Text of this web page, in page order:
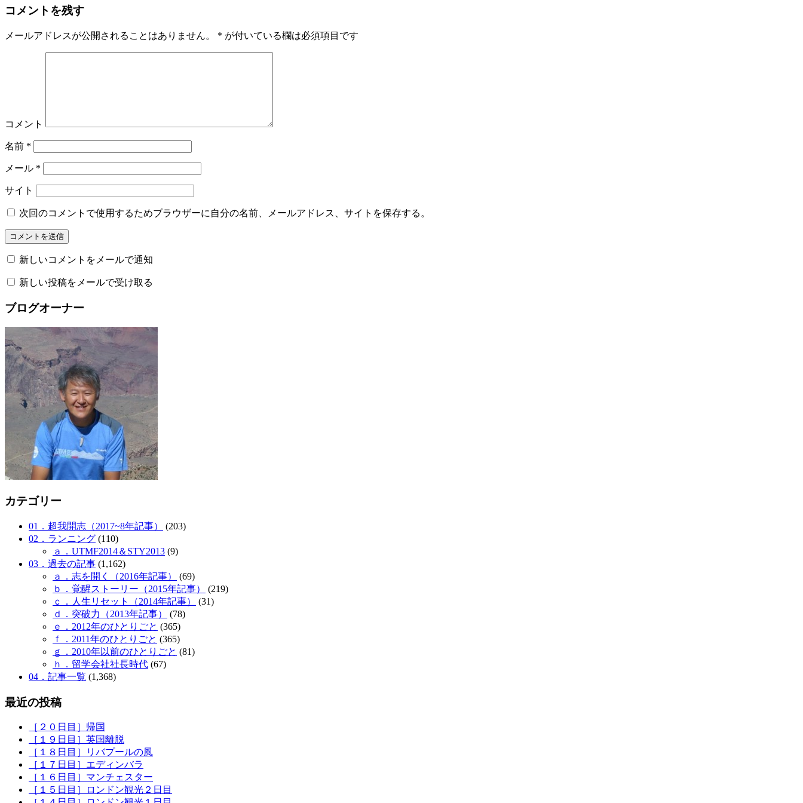
コメントを残す
メールアドレスが公開されることはありません。 * が付いている欄は必須項目です
コメント
名前 *
メール *
サイト
次回のコメントで使用するためブラウザーに自分の名前、メールアドレス、サイトを保存する。
新しいコメントをメールで通知
新しい投稿をメールで受け取る
ブログオーナー
カテゴリー
01．超我開志（2017~8年記事）
(203)
02．ランニング (110)
ａ．UTMF2014＆STY2013 (9)
03．過去の記事 (1,162)
ａ．志を開く（2016年記事）
(69)
ｂ．覚醒ストーリー（2015年記事）
(219)
ｃ．人生リセット（2014年記事）
(31)
ｄ．突破力（2013年記事）
(78)
ｅ．2012年のひとりごと (365)
ｆ．2011年のひとりごと (365)
ｇ．2010年以前のひとりごと (81)
ｈ．留学会社社長時代 (67)
04．記事一覧 (1,368)
最近の投稿
［２０日目］帰国
［１９日目］英国離脱
［１８日目］リバプールの風
［１７日目］エディンバラ
［１６日目］マンチェスター
［１５日目］ロンドン観光２日目